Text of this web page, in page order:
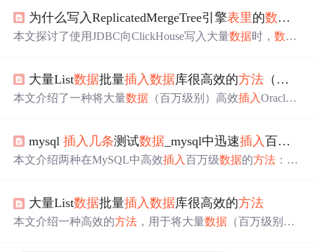
为什么写入ReplicatedMergeTree引擎表里的数据
本文探讨了使用JDBC向ClickHouse写入大量数据时，数据
能解决了问题。讨论了去重策略和应用场景选择。
大量List数据批量插入数据库很高效的方法 （实践结果）
本文介绍了一种将大量数据 （百万级别）高效插入Oracle
现，并详细展示了具体的代码实现及myBatis配置。
mysql插入 几条测试数据 _mysql中迅速插入百万条测试
本文介绍两种在MySQL中高效插入百万级数据的方法 ：使
大量List数据批量插入数据库很高效的方法
本文介绍一种高效的方法 ，用于将大量数据 （百万级别）